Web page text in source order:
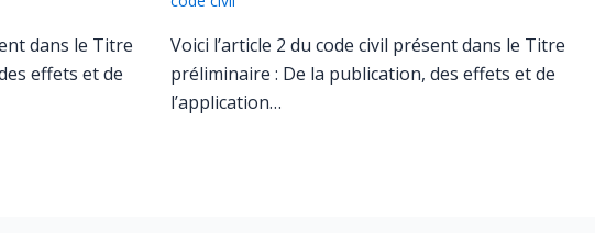
dans le Titre
effets et de
Voici l’article 2 du code civil présent dans le Titre
préliminaire : De la publication, des effets et de
l’application…